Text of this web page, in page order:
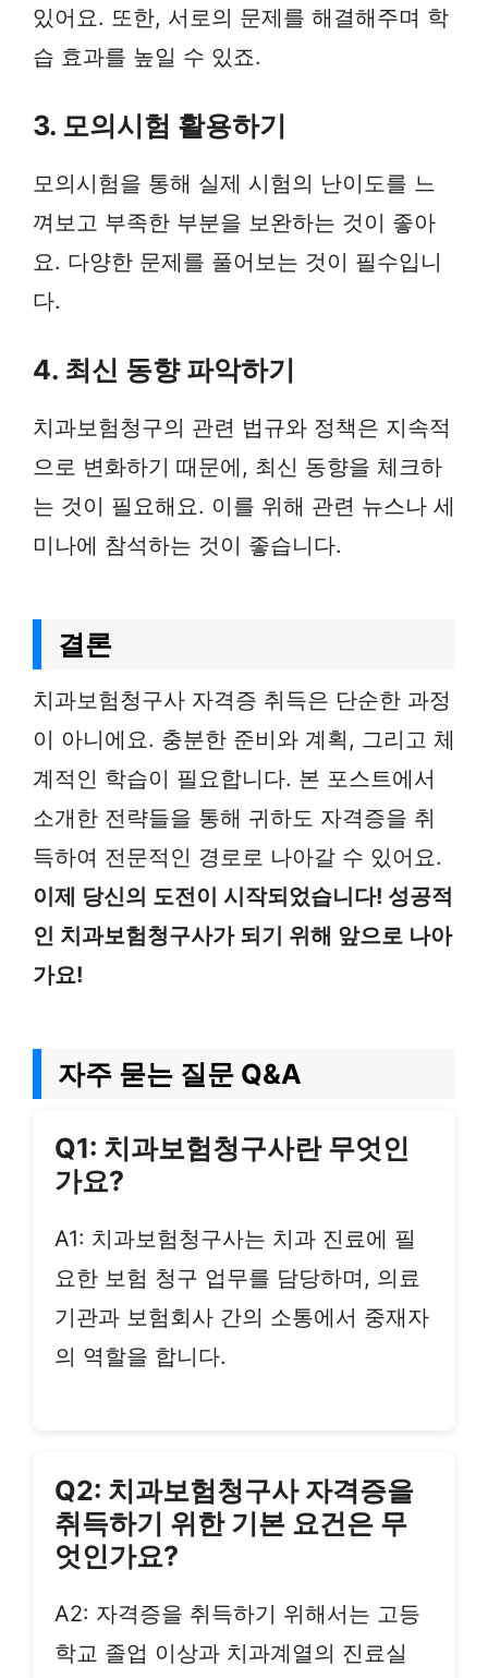
있어요. 또한, 서로의 문제를 해결해주며 학
습 효과를 높일 수 있죠.
3. 모의시험 활용하기
모의시험을 통해 실제 시험의 난이도를 느
껴보고 부족한 부분을 보완하는 것이 좋아
요. 다양한 문제를 풀어보는 것이 필수입니
다.
4. 최신 동향 파악하기
치과보험청구의 관련 법규와 정책은 지속적
으로 변화하기 때문에, 최신 동향을 체크하
는 것이 필요해요. 이를 위해 관련 뉴스나 세
미나에 참석하는 것이 좋습니다.
결론
치과보험청구사 자격증 취득은 단순한 과정
이 아니에요. 충분한 준비와 계획, 그리고 체
계적인 학습이 필요합니다. 본 포스트에서
소개한 전략들을 통해 귀하도 자격증을 취
득하여 전문적인 경로로 나아갈 수 있어요.
이제 당신의 도전이 시작되었습니다! 성공적
인 치과보험청구사가 되기 위해 앞으로 나아
가요!
자주 묻는 질문 Q&A
Q1: 치과보험청구사란 무엇인
가요?
A1: 치과보험청구사는 치과 진료에 필
요한 보험 청구 업무를 담당하며, 의료
기관과 보험회사 간의 소통에서 중재자
의 역할을 합니다.
Q2: 치과보험청구사 자격증을
취득하기 위한 기본 요건은 무
엇인가요?
A2: 자격증을 취득하기 위해서는 고등
학교 졸업 이상과 치과계열의 진료실